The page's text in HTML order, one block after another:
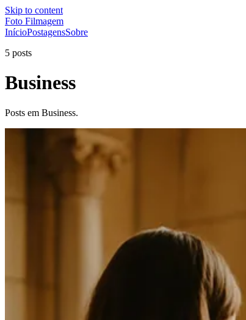
Skip to content
Foto Filmagem
InícioPostagensSobre
5 posts
Business
Posts em Business.